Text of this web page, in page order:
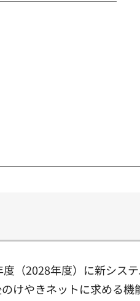
（2028年度）に新シス
けやきネットに求める